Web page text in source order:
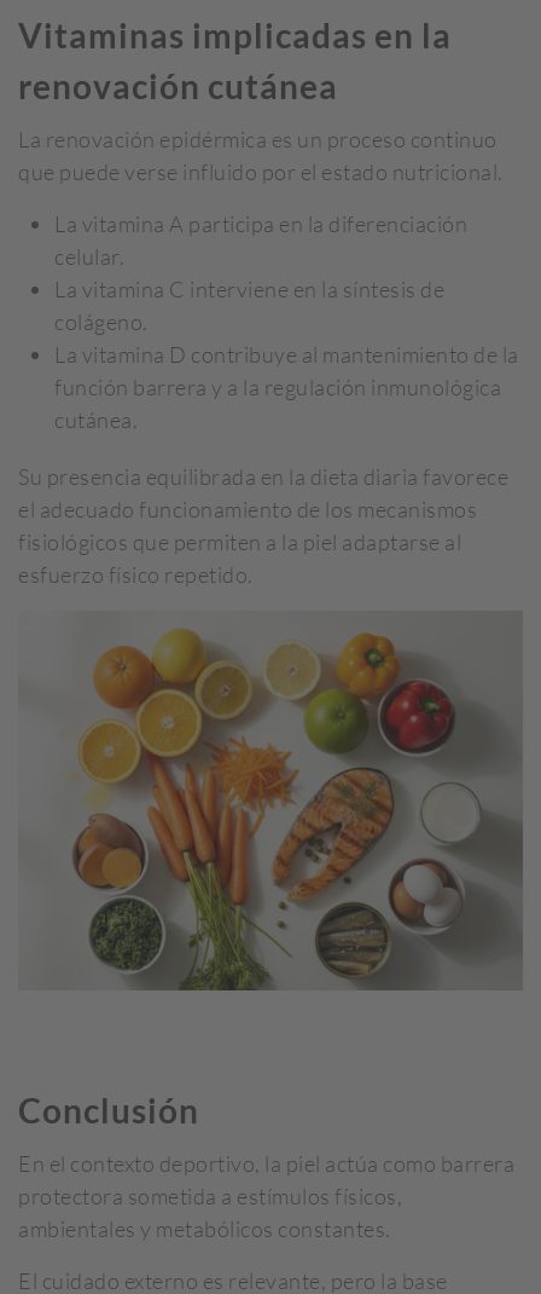
Vitaminas implicadas en la
renovación cutánea
La renovación epidérmica es un proceso continuo
que puede verse influido por el estado nutricional.
La vitamina A participa en la diferenciación
celular.
La vitamina C interviene en la síntesis de
colágeno.
La vitamina D contribuye al mantenimiento de la
función barrera y a la regulación inmunológica
cutánea.
Su presencia equilibrada en la dieta diaria favorece
el adecuado funcionamiento de los mecanismos
fisiológicos que permiten a la piel adaptarse al
esfuerzo físico repetido.
Conclusión
En el contexto deportivo, la piel actúa como barrera
protectora sometida a estímulos físicos,
ambientales y metabólicos constantes.
El cuidado externo es relevante, pero la base